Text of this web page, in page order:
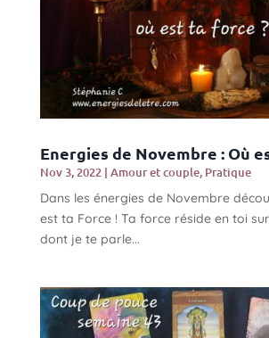
Energies de Novembre : Où
Nov 3, 2022| Amour et couple, Pratique
Dans les énergies de Novembre
est ta Force ! Ta force réside en toi
dont je te parle...